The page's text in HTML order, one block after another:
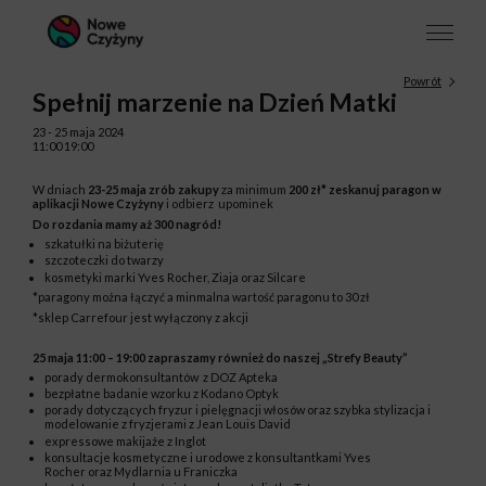
Powrót
Spełnij marzenie na Dzień Matki
23 - 25 maja 2024
11:00 19:00
W dniach 23-25 maja zrób zakupyza minimum 200 zł* zeskanuj paragon w
aplikacji Nowe Czyżyny i odbierz upominek
Do rozdania mamy aż 300 nagród!
szkatułki na biżuterię
szczoteczki do twarzy
kosmetyki marki Yves Rocher, Ziaja oraz Silcare
*paragony można łączyć a minmalna wartość paragonu to 30 zł
*sklep Carrefour jest wyłączony z akcji
25 maja 11:00 – 19:00 zapraszamy również do naszej „Strefy Beauty”
porady dermokonsultantów z DOZ Apteka
bezpłatne badanie wzorku z Kodano Optyk
porady dotyczących fryzur i pielęgnacji włosów oraz szybka stylizacja i
modelowanie z fryzjerami z Jean Louis David
expressowe makijaże z Inglot
konsultacje kosmetyczne i urodowe z konsultantkami Yves
Rocher oraz Mydlarnia u Franiczka